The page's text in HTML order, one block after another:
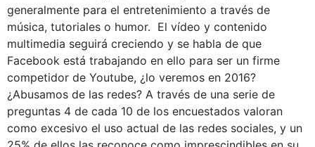
generalmente para el entretenimiento a través de
música, tutoriales o humor. El vídeo y contenido
multimedia seguirá creciendo y se habla de que
Facebook está trabajando en ello para ser un firme
competidor de Youtube, ¿lo veremos en 2016?
¿Abusamos de las redes? A través de una serie de
preguntas 4 de cada 10 de los encuestados valoran
como excesivo el uso actual de las redes sociales, y un